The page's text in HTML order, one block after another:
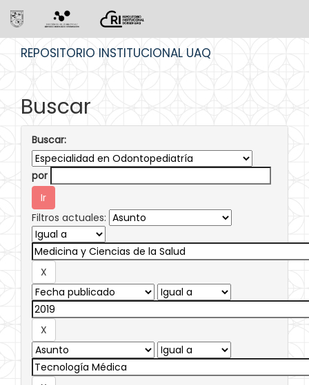
REPOSITORIO INSTITUCIONAL UAQ
Buscar
Buscar:
por
Filtros actuales: